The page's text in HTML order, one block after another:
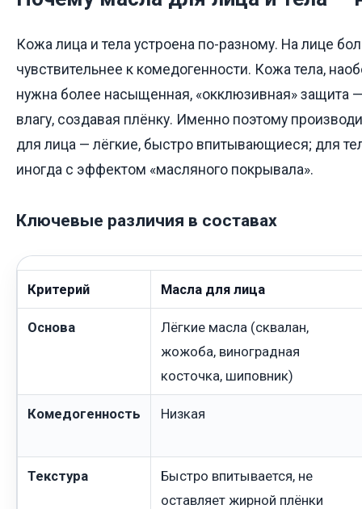
Кожа лица и тела устроена по-разному. На лице
чувствительнее к комедогенности. Кожа тела,
нужна более насыщенная, «окклюзивная» защита
влагу, создавая плёнку. Именно поэтому
для лица — лёгкие, быстро впитывающиеся; для
иногда с эффектом «масляного покрывала».
Ключевые различия в составах
Критерий Масла для лица
Основа
Лёгкие масла (сквалан,
жожоба, виноградная
косточка, шиповник)
Комедогенность Низкая
Текстура
Быстро впитывается, не
оставляет жирной плёнки